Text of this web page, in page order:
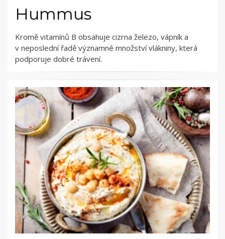
Hummus
Kromě vitamínů B obsahuje cizrna železo, vápník a
v neposlední řadě významné množství vlákniny, která
podporuje dobré trávení.